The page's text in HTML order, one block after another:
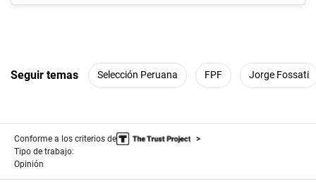
Seguir temas Selección Peruana FPF Jorge Fossati
Conforme a los criterios de
Tipo de trabajo:
Opinión